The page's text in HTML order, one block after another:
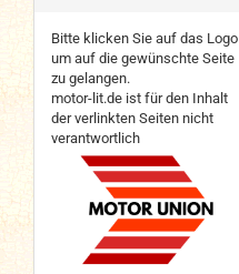
Bitte klicken Sie auf das Logo
um auf die gewünschte Seite
zu gelangen.
motor-lit.de ist für den Inhalt
der verlinkten Seiten nicht
verantwortlich